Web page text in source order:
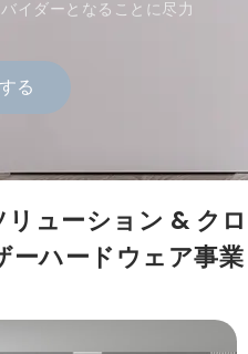
イダーとなることに尽力
る
ューション & クロ
ーハードウェア事業